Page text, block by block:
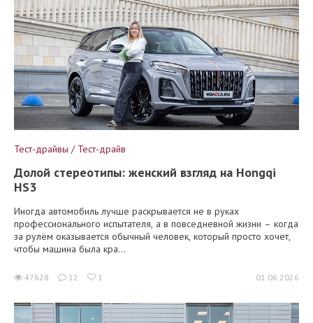
Тест-драйвы / Тест-драйв
Долой стереотипы: женский взгляд на Hongqi
HS3
Иногда автомобиль лучше раскрывается не в руках
профессионального испытателя, а в повседневной жизни – когда
за рулём оказывается обычный человек, который просто хочет,
чтобы машина была кра...
47628 12 1 01.06.2026